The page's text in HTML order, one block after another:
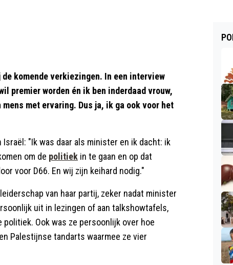
komende verkiezingen. In een interview
premier worden én ik ben inderdaad vrouw,
met ervaring. Dus ja, ik ga ook voor het
"Ik was daar als minister en ik dacht: ik
om de politiek in te gaan en op dat
voor D66. En wij zijn keihard nodig."
van haar partij, zeker nadat minister
uit in lezingen of aan talkshowtafels,
Ook was ze persoonlijk over hoe
Palestijnse tandarts waarmee ze vier